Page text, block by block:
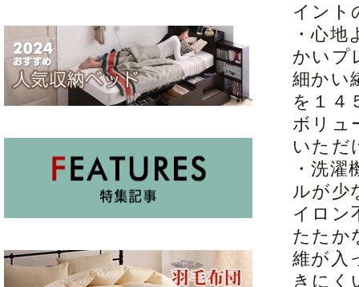
イント
・心
かいプ
細かい
を１４
ボリュ
いただ
・洗
ルが少
イロン
たたか
維が入
きにく